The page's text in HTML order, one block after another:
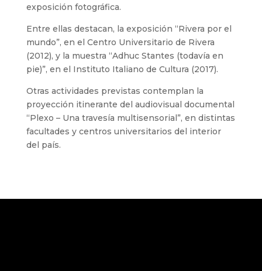
exposición fotográfica.
Entre ellas destacan, la exposición “Rivera por el
mundo”, en el Centro Universitario de Rivera
(2012), y la muestra “Adhuc Stantes (todavía en
pie)”, en el Instituto Italiano de Cultura (2017).
Otras actividades previstas contemplan la
proyección itinerante del audiovisual documental
“Plexo – Una travesía multisensorial”, en distintas
facultades y centros universitarios del interior
del país.